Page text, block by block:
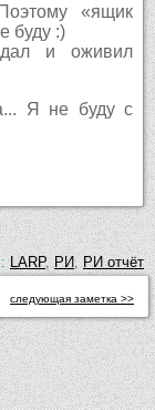
«ящик
буду :)
и оживил
Я не буду с
LARP,РИ,РИ отчёт
следующая заметка >>